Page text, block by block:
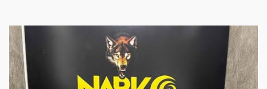
İlhan Tatar, İlçe Müftüsü Nurullah Birlik ile Sosyal Yardımlaşma
ve Dayanışma Vakfı Müdürü Kadriye Baş katıldı. Kaymakam
Daştan ve beraberindeki heyet; 2019 yılında Hakkâri Çukurca'da
Pençe-2 Harekâtı kapsamında yaralanan kahraman gazimiz